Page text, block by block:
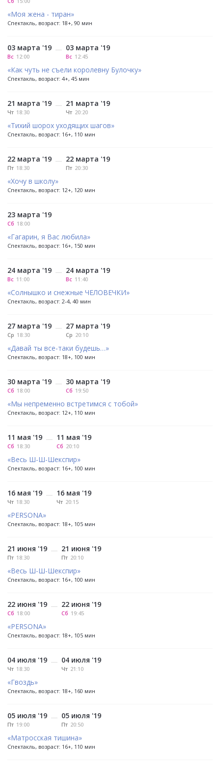
«Моя жена - тиран»
Спектакль, возраст: 18+, 90 мин
03 марта '19
Вс 12:00
— 03 марта '19
Вс 12:45
«Как чуть не съели королевну Булочку»
Спектакль, возраст: 4+, 45 мин
21 марта '19
Чт 18:30
— 21 марта '19
Чт 20:20
«Тихий шорох уходящих шагов»
Спектакль, возраст: 16+, 110 мин
22 марта '19
Пт 18:30
— 22 марта '19
Пт 20:30
«Хочу в школу»
Спектакль, возраст: 12+, 120 мин
23 марта '19
Сб 18:00
«Гагарин, я Вас любила»
Спектакль, возраст: 16+, 150 мин
24 марта '19
Вс 11:00
— 24 марта '19
Вс 11:40
«Солнышко и снежные ЧЕЛОВЕЧКИ»
Спектакль, возраст: 2-4, 40 мин
27 марта '19
Ср 18:30
— 27 марта '19
Ср 20:10
«Давай ты все-таки будешь…»
Спектакль, возраст: 18+, 100 мин
30 марта '19
Сб 18:00
— 30 марта '19
Сб 19:50
«Мы непременно встретимся с тобой»
Спектакль, возраст: 12+, 110 мин
11 мая '19
Сб 18:30
— 11 мая '19
Сб 20:10
«Весь Ш-Ш-Шекспир»
Спектакль, возраст: 16+, 100 мин
16 мая '19
Чт 18:30
— 16 мая '19
Чт 20:15
«PERSONA»
Спектакль, возраст: 18+, 105 мин
21 июня '19
Пт 18:30
— 21 июня '19
Пт 20:10
«Весь Ш-Ш-Шекспир»
Спектакль, возраст: 16+, 100 мин
22 июня '19
Сб 18:00
— 22 июня '19
Сб 19:45
«PERSONA»
Спектакль, возраст: 18+, 105 мин
04 июля '19
Чт 18:30
— 04 июля '19
Чт 21:10
«Гвоздь»
Спектакль, возраст: 18+, 160 мин
05 июля '19
Пт 19:00
— 05 июля '19
Пт 20:50
«Матросская тишина»
Спектакль, возраст: 16+, 110 мин